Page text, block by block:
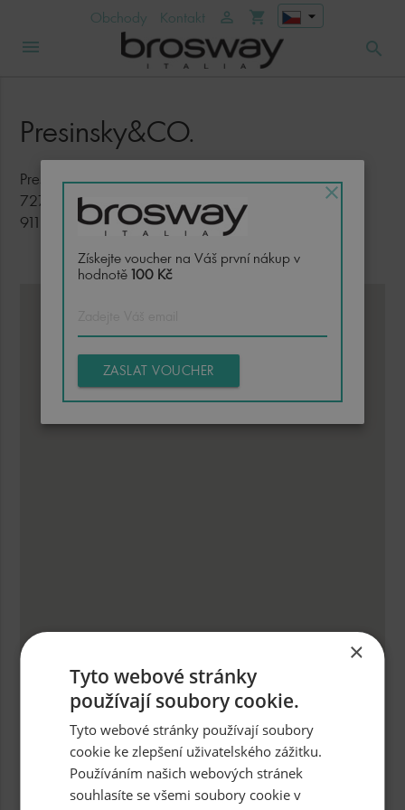
Obchody Kontakt person_outline shopping_cart arrow_drop_down
menu search
Presinsky&CO.
Presinsky&CO.
7271 Belá - OC Laugarício
911 01 Trenčín
close
Získejte voucher na Váš první nákup v
hodnotě100 Kč
ZASLAT VOUCHER
×
Tyto webové stránky
používají soubory cookie.
Tyto webové stránky používají soubory
cookie ke zlepšení uživatelského zážitku.
Používáním našich webových stránek
souhlasíte se všemi soubory cookie v